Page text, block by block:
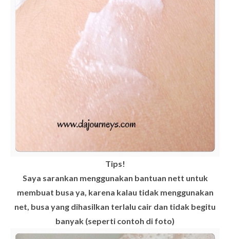
Tips!
Saya sarankan menggunakan bantuan nett untuk
membuat busa ya, karena kalau tidak menggunakan
net, busa yang dihasilkan terlalu cair dan tidak begitu
banyak (seperti contoh di foto)